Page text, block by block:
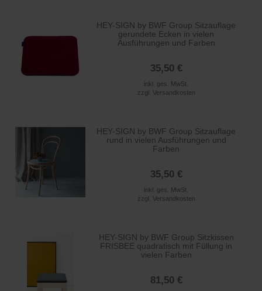
HEY-SIGN by BWF Group Sitzauflage
gerundete Ecken in vielen
Ausführungen und Farben
35,50 €
inkl. ges. MwSt.
zzgl. Versandkosten
HEY-SIGN by BWF Group Sitzauflage
rund in vielen Ausführungen und
Farben
35,50 €
inkl. ges. MwSt.
zzgl. Versandkosten
HEY-SIGN by BWF Group Sitzkissen
FRISBEE quadratisch mit Füllung in
vielen Farben
81,50 €